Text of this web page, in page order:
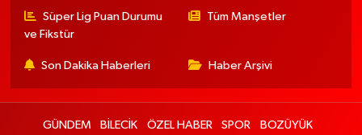
Süper Lig Puan Durumu
ve Fikstür
Tüm Manşetler
Son Dakika Haberleri Haber Arşivi
GÜNDEM BİLECİK ÖZEL HABER SPOR BOZÜYÜK